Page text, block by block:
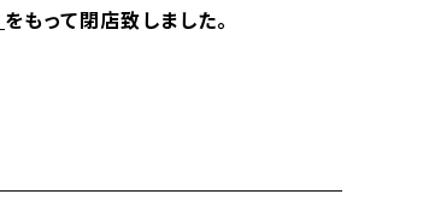
をもって閉店致しました。